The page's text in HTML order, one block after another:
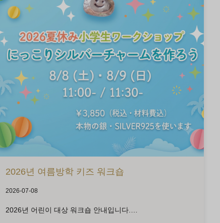
2026년 여름방학 키즈 워크숍
2026-07-08
2026년 어린이 대상 워크숍 안내입니다.